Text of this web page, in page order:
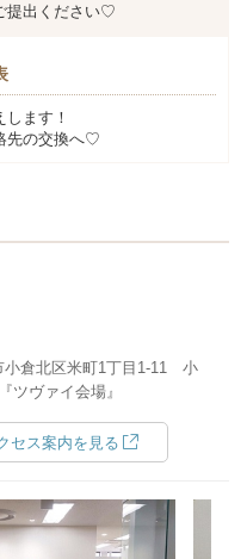
提出ください♡
ます！
先の交換へ♡
小倉北区米町1丁目1-11 小
ツヴァイ会場』
セス案内を見る